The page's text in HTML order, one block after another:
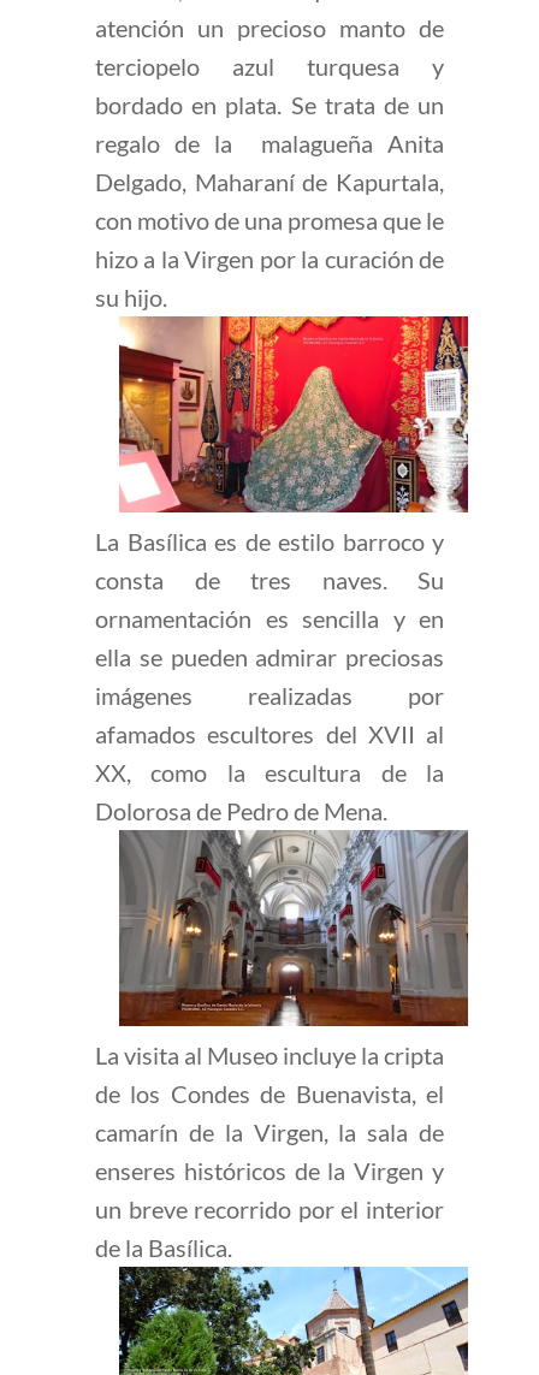
atención un precioso manto de
terciopelo azul turquesa y
bordado en plata. Se trata de un
regalo de la malagueña Anita
Delgado, Maharaní de Kapurtala,
con motivo de una promesa que le
hizo a la Virgen por la curación de
su hijo.
La Basílica es de estilo barroco y
consta de tres naves. Su
ornamentación es sencilla y en
ella se pueden admirar preciosas
imágenes realizadas por
afamados escultores del XVII al
XX, como la escultura de la
Dolorosa de Pedro de Mena.
La visita al Museo incluye la cripta
de los Condes de Buenavista, el
camarín de la Virgen, la sala de
enseres históricos de la Virgen y
un breve recorrido por el interior
de la Basílica.